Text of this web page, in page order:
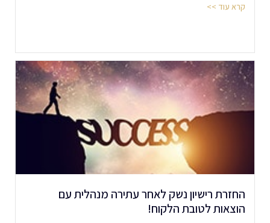
קרא עוד >>
החזרת רישיון נשק לאחר עתירה מנהלית עם
הוצאות לטובת הלקוח!